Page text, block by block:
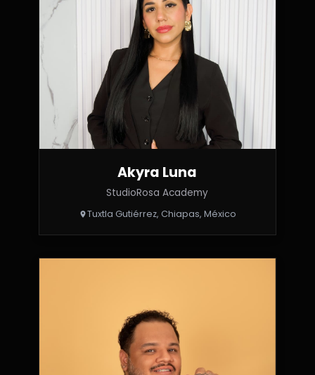
Akyra Luna
StudioRosa Academy
Tuxtla Gutiérrez, Chiapas, México